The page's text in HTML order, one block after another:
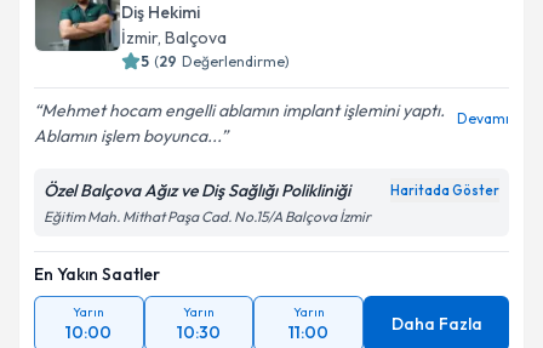
Diş Hekimi
İzmir, Balçova
5 (29 Değerlendirme)
Mehmet hocam engelli ablamın implant işlemini yaptı.
Ablamın işlem boyunca...
Devamı
Özel Balçova Ağız ve Diş Sağlığı Polikliniği Haritada Göster
Eğitim Mah. Mithat Paşa Cad. No.15/A Balçova İzmir
En Yakın Saatler
Yarın
10:00
Yarın
10:30
Yarın
11:00 Daha Fazla